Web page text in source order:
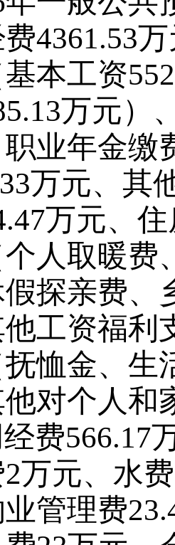
费4361.53
本工资
万元）
业年金缴
万元、其
万元、
人取暖费
探亲费、
工资福利
恤金、生
对个人和
费566.17
万元、水
管理费